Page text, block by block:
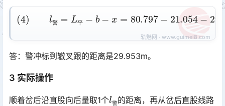
(4)l警=L平
−b−x=80.797−21.054−29.790=29.953m
答：警冲标到辙叉跟的距离是29.953m。
3 实际操作
顺着岔后沿直股向后量取1个l警 的距离，再从岔后直股线路